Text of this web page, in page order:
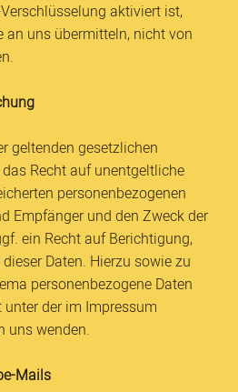
aktiviert ist,
an uns übermitteln, nicht von
geltenden gesetzlichen
Recht auf unentgeltliche
personenbezogenen
Empfänger und den Zweck der
ein Recht auf Berichtigung,
Daten. Hierzu sowie zu
personenbezogene Daten
der im Impressum
uns wenden.
Mails